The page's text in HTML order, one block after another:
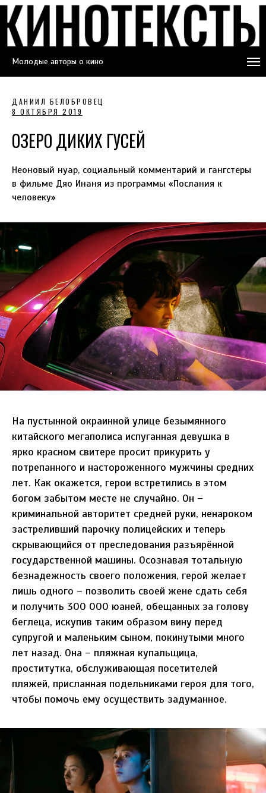
Молодые авторы о кино
ДАНИИЛ БЕЛОБРОВЕЦ
8 ОКТЯБРЯ 2019
ОЗЕРО ДИКИХ ГУСЕЙ
Неоновый нуар, социальный комментарий и гангстеры
в фильме Дяо Инаня из программы «Послания к
человеку»
На пустынной окраинной улице безымянного
китайского мегаполиса испуганная девушка в
ярко красном свитере просит прикурить у
потрепанного и настороженного мужчины средних
лет. Как окажется, герои встретились в этом
богом забытом месте не случайно. Он –
криминальной авторитет средней руки, ненароком
застреливший парочку полицейских и теперь
скрывающийся от преследования разъярённой
государственной машины. Осознавая тотальную
безнадежность своего положения, герой желает
лишь одного – позволить своей жене сдать себя
и получить 300 000 юаней, обещанных за голову
беглеца, искупив таким образом вину перед
супругой и маленьким сыном, покинутыми много
лет назад. Она – пляжная купальщица,
проститутка, обслуживающая посетителей
пляжей, присланная подельниками героя для того,
чтобы помочь ему осуществить задуманное.